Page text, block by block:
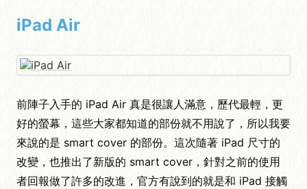
iPad Air
前陣子入手的 iPad Air 真是很讓人滿意，歷代最輕，更
好的螢幕，這些大家都知道的部份就不用說了，所以我要
來說的是 smart cover 的部份。這次隨著 iPad 尺寸的
改變，也推出了新版的 smart cover，針對之前的使用
者回報做了許多的改進，官方有說到的就是和 iPad 接觸